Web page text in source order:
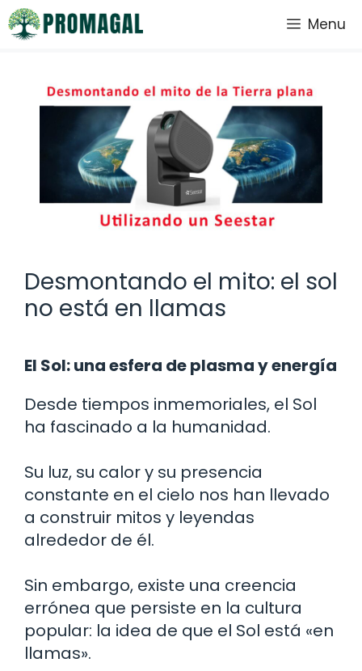
Saltar
al
Menu
Desmontando el mito: el sol
no está en llamas
El Sol: una esfera de plasma y energía
Desde tiempos inmemoriales, el Sol
ha fascinado a la humanidad.
Su luz, su calor y su presencia
constante en el cielo nos han llevado
a construir mitos y leyendas
alrededor de él.
Sin embargo, existe una creencia
errónea que persiste en la cultura
popular: la idea de que el Sol está «en
llamas».